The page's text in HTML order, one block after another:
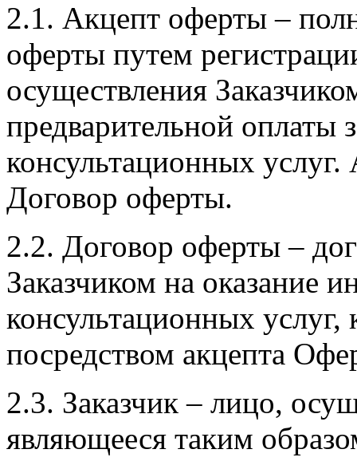
2.1. Акцепт оферты –
оферты путем
осуществления
предварительной оплаты
консультационных
Договор оферты.
2.2. Договор оферты –
Заказчиком на оказание
консультационных услуг,
посредством акцепта
2.3. Заказчик – лицо,
являющееся таким